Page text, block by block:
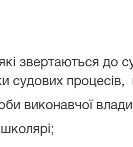
звертаються до
судових процесів,
виконавчої